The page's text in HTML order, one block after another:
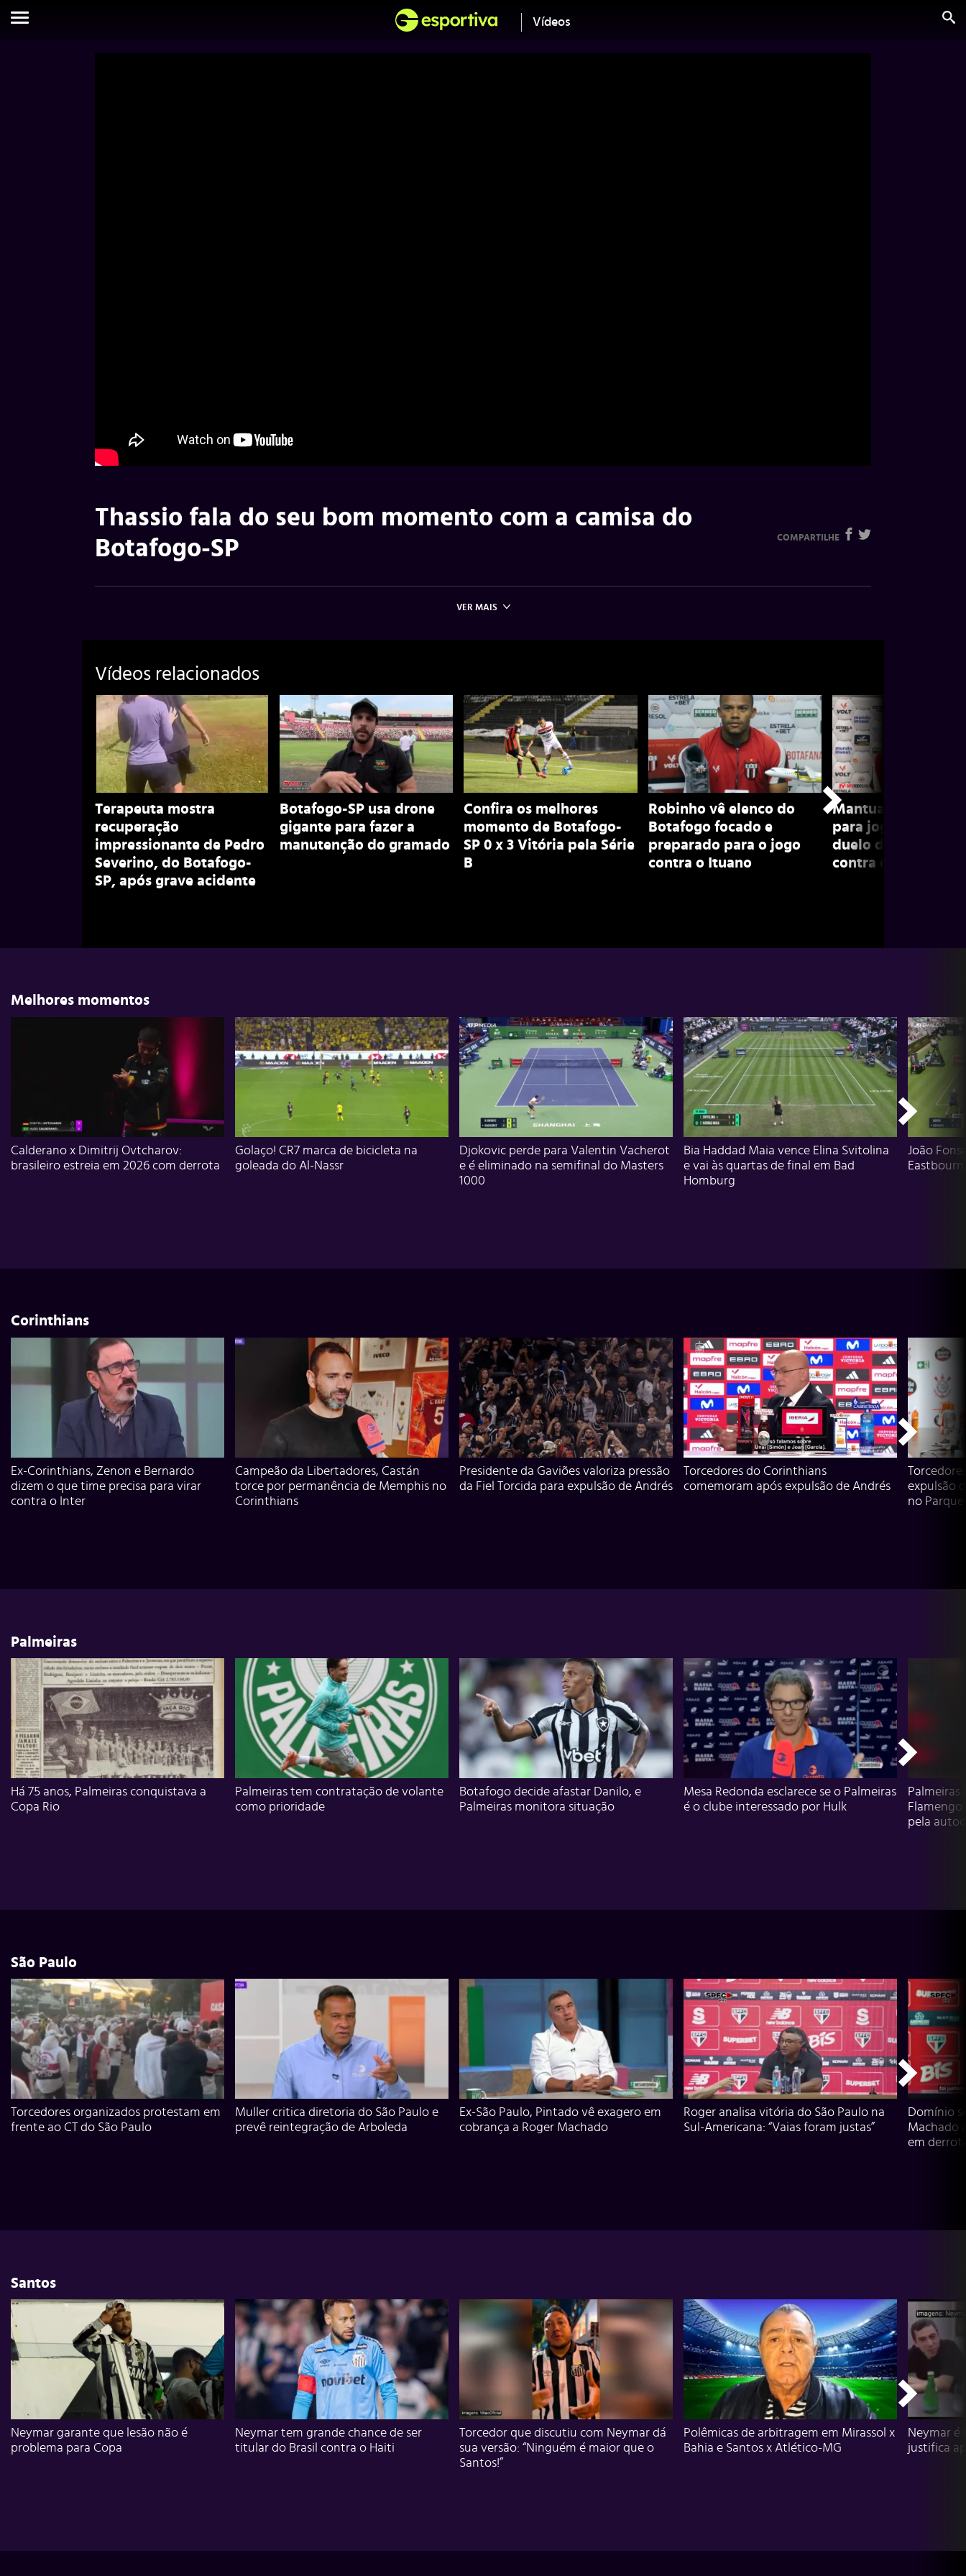
Vídeos
Thassio fala do seu bom momento com a camisa do
Botafogo-SP
COMPARTILHE
VER MAIS
Vídeos relacionados
Terapeuta mostra
recuperação
impressionante de Pedro
Severino, do Botafogo-
SP, após grave acidente
Botafogo-SP usa drone
gigante para fazer a
manutenção do gramado
Confira os melhores
momento de Botafogo-
SP 0 x 3 Vitória pela Série
B
Robinho vê elenco do
Botafogo focado e
preparado para o jogo
contra o Ituano
Mantuan diz estar
para jogar e projeta
duelo do Botafogo
contra o
Melhores momentos
Calderano x Dimitrij Ovtcharov:
brasileiro estreia em 2026 com derrota
Golaço! CR7 marca de bicicleta na
goleada do Al-Nassr
Djokovic perde para Valentin Vacherot
e é eliminado na semifinal do Masters
1000
Bia Haddad Maia vence Elina Svitolina
e vai às quartas de final em Bad
Homburg
João
Corinthians
Ex-Corinthians, Zenon e Bernardo
dizem o que time precisa para virar
contra o Inter
Campeão da Libertadores, Castán
torce por permanência de Memphis no
Corinthians
Presidente da Gaviões valoriza pressão
da Fiel Torcida para expulsão de Andrés
Torcedores do Corinthians
comemoram após expulsão de Andrés
expulsão
no Parque
Palmeiras
Há 75 anos, Palmeiras conquistava a
Copa Rio
Palmeiras tem contratação de volante
como prioridade
Botafogo decide afastar Danilo, e
Palmeiras monitora situação
Mesa Redonda esclarece se o Palmeiras
é o clube interessado por Hulk
Flamengo
pela
São Paulo
Torcedores organizados protestam em
frente ao CT do São Paulo
Muller critica diretoria do São Paulo e
prevê reintegração de Arboleda
Ex-São Paulo, Pintado vê exagero em
cobrança a Roger Machado
Roger analisa vitória do São Paulo na
Sul-Americana: “Vaias foram justas”
Domínio
Machado
em
Santos
Neymar garante que lesão não é
problema para Copa
Neymar tem grande chance de ser
titular do Brasil contra o Haiti
Torcedor que discutiu com Neymar dá
sua versão: “Ninguém é maior que o
Santos!”
Polêmicas de arbitragem em Mirassol x
Bahia e Santos x Atlético-MG
Neymar é
justifica